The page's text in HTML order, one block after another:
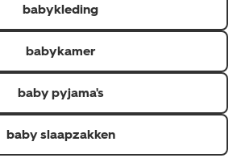
pakbon of QR-code voor een
of QR-code voor in de winkel
producten laten zien.\r
dan 30 dagen geleden
bestelling? Dan krijg je je
ook terug als je
babykleding
babykamer
baby pyjama's
baby slaapzakken